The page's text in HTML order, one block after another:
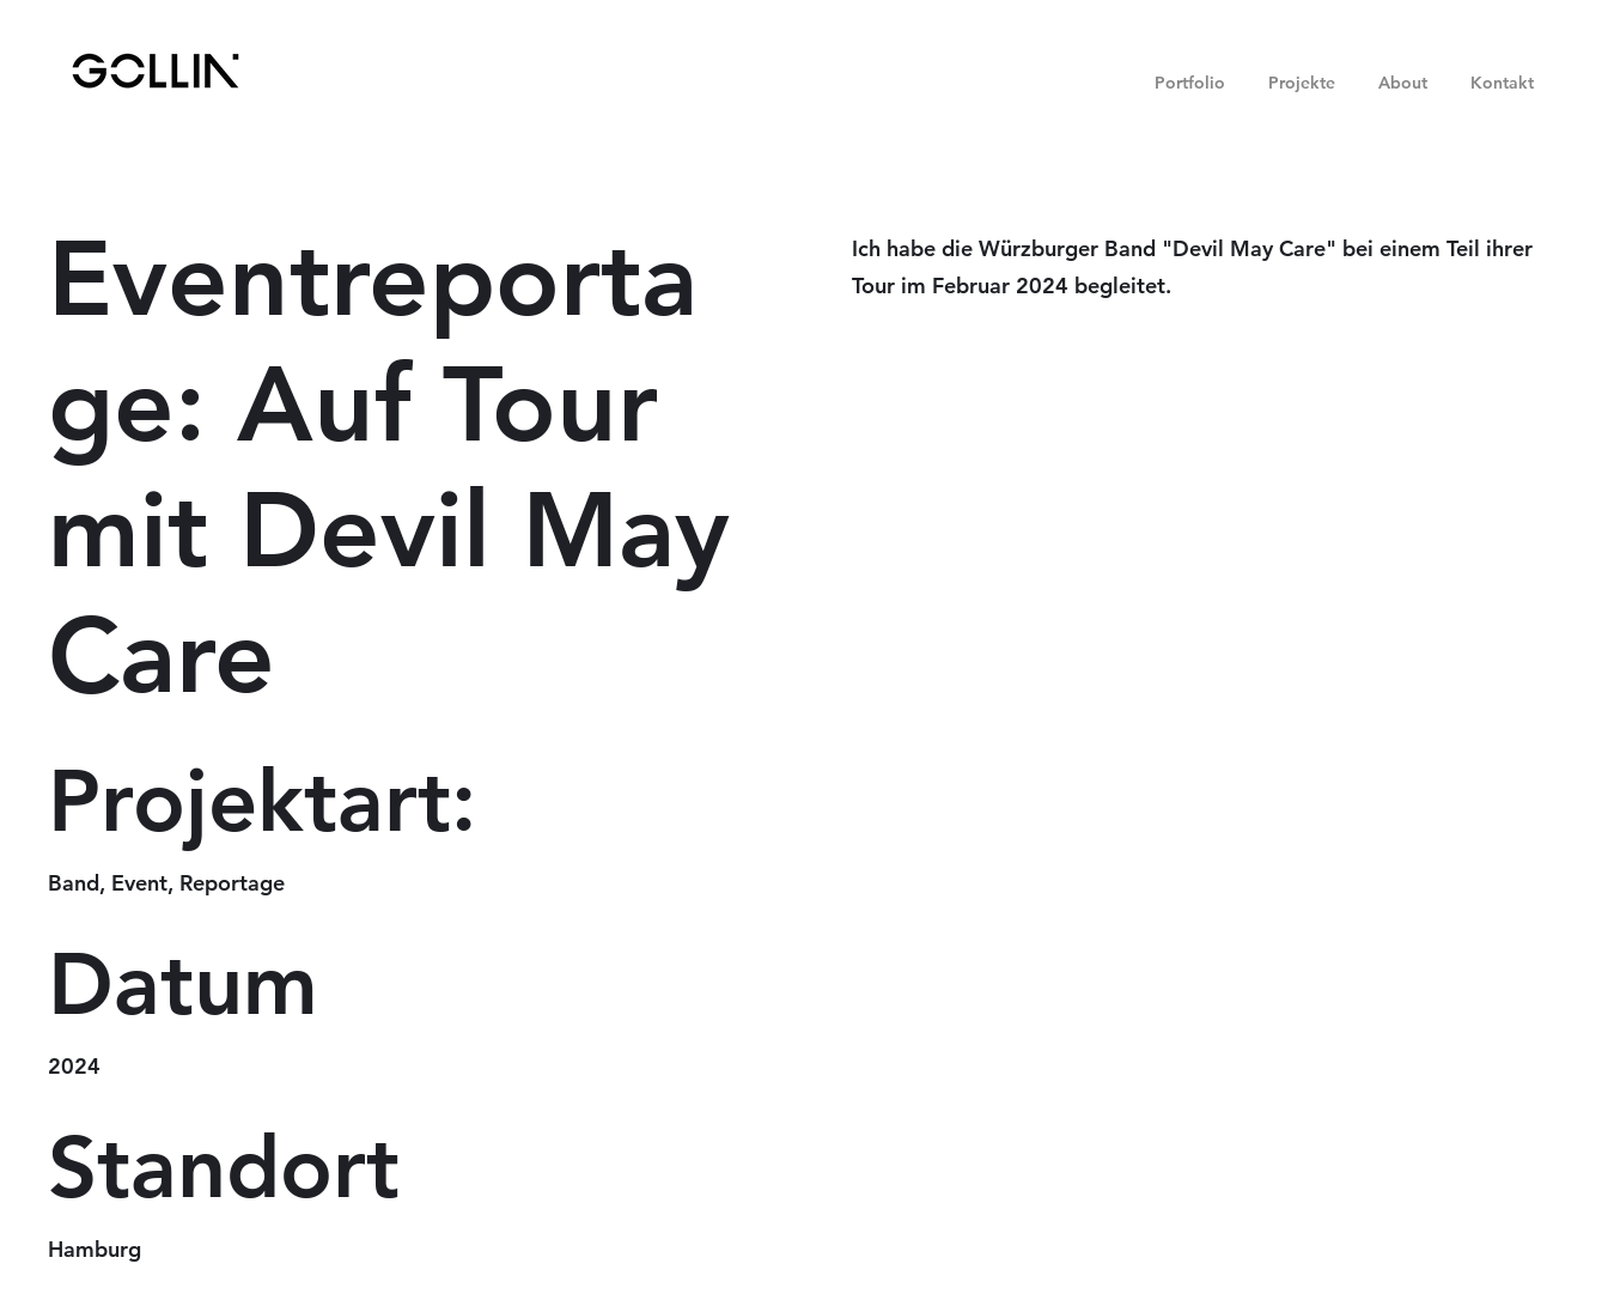
Portfolio Projekte About Kontakt
Eventreporta
ge: Auf Tour
mit Devil May
Care
Projektart:
Band, Event, Reportage
Datum
2024
Standort
Hamburg
Ich habe die Würzburger Band "Devil May Care" bei einem Teil ihrer
Tour im Februar 2024 begleitet.